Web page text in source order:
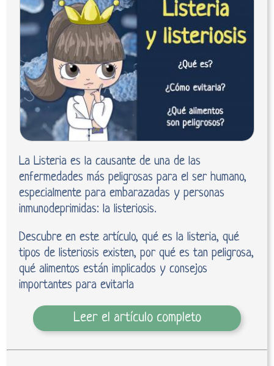
La Listeria es la causante de una de las
enfermedades más peligrosas para el ser humano,
especialmente para embarazadas y personas
inmunodeprimidas: la listeriosis.
Descubre en este artículo, qué es la listeria, qué
tipos de listeriosis existen, por qué es tan peligrosa,
qué alimentos están implicados y consejos
importantes para evitarla
Leer el artículo completo